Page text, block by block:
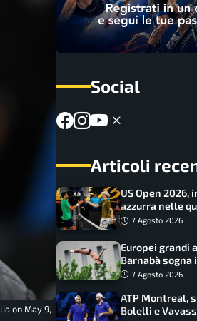
on May 9,
Social
Articoli
US Open 2026,
azzurra nelle
17 italiani a
7 Agosto 2026
Europei grandi
Barnabà sogna
è leader a metà
7 Agosto 2026
ATP Montreal,
Bolelli e